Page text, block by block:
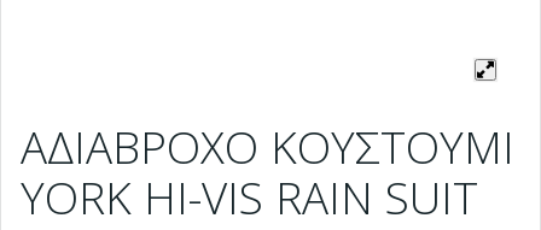
ΑΔΙΑΒΡΟΧΟ ΚΟΥΣΤΟΥΜΙ
YORK HI-VIS RAIN SUIT